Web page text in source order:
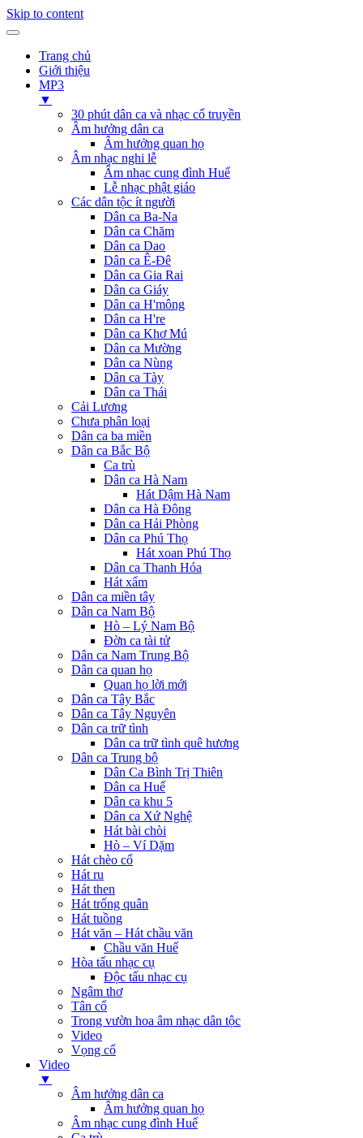
Skip to content
Trang chủ
Giới thiệu
MP3
▼
30 phút dân ca và nhạc cổ truyền
Âm hưởng dân ca
Âm hưởng quan họ
Âm nhạc nghi lễ
Âm nhạc cung đình Huế
Lễ nhạc phật giáo
Các dân tộc ít người
Dân ca Ba-Na
Dân ca Chăm
Dân ca Dao
Dân ca Ê-Đê
Dân ca Gia Rai
Dân ca Giáy
Dân ca H'mông
Dân ca H're
Dân ca Khơ Mú
Dân ca Mường
Dân ca Nùng
Dân ca Tày
Dân ca Thái
Cải Lương
Chưa phân loại
Dân ca ba miền
Dân ca Bắc Bộ
Ca trù
Dân ca Hà Nam
Hát Dậm Hà Nam
Dân ca Hà Đông
Dân ca Hải Phòng
Dân ca Phú Thọ
Hát xoan Phú Thọ
Dân ca Thanh Hóa
Hát xẩm
Dân ca miền tây
Dân ca Nam Bộ
Hò – Lý Nam Bộ
Đờn ca tài tử
Dân ca Nam Trung Bộ
Dân ca quan họ
Quan họ lời mới
Dân ca Tây Bắc
Dân ca Tây Nguyên
Dân ca trữ tình
Dân ca trữ tình quê hương
Dân ca Trung bộ
Dân Ca Bình Trị Thiên
Dân ca Huế
Dân ca khu 5
Dân ca Xứ Nghệ
Hát bài chòi
Hò – Ví Dặm
Hát chèo cổ
Hát ru
Hát then
Hát trống quân
Hát tuồng
Hát văn – Hát chầu văn
Chầu văn Huế
Hòa tấu nhạc cụ
Độc tấu nhạc cụ
Ngâm thơ
Tân cổ
Trong vườn hoa âm nhạc dân tộc
Video
Vọng cổ
Video
▼
Âm hưởng dân ca
Âm hưởng quan họ
Âm nhạc cung đình Huế